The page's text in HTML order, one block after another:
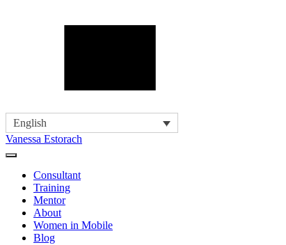
English
Vanessa Estorach
Consultant
Training
Mentor
About
Women in Mobile
Blog